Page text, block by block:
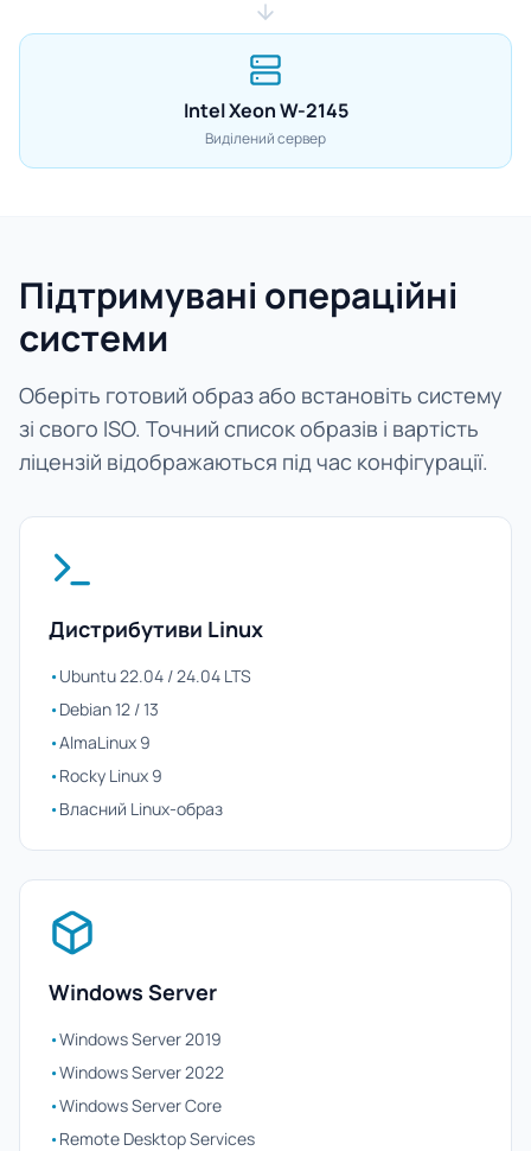
Intel Xeon W-2145
Виділений сервер
Підтримувані операційні
системи
Оберіть готовий образ або встановіть систему
зі свого ISO. Точний список образів і вартість
ліцензій відображаються під час конфігурації.
Дистрибутиви Linux
•Ubuntu 22.04 / 24.04 LTS
•Debian 12 / 13
•AlmaLinux 9
•Rocky Linux 9
•Власний Linux-образ
Windows Server
•Windows Server 2019
•Windows Server 2022
•Windows Server Core
•Remote Desktop Services